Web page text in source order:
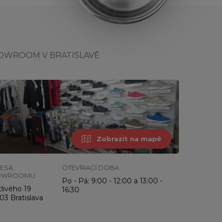
V BRATISLAVĚ
Zobrazit na mapě
19
Bratislava
OTEVÍRACÍ DOBA
Po - Pá: 9:00 - 12:00 a 13:00 -
16:30